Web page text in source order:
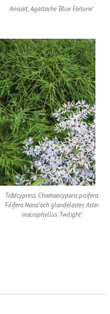
Anisört, Agastache ‘Blue Fortune’
Trådcypress, Chamaecyparis pisifera
‘Filifera Nana’ och glandelaster, Aster
macrophyllus ‘Twilight’